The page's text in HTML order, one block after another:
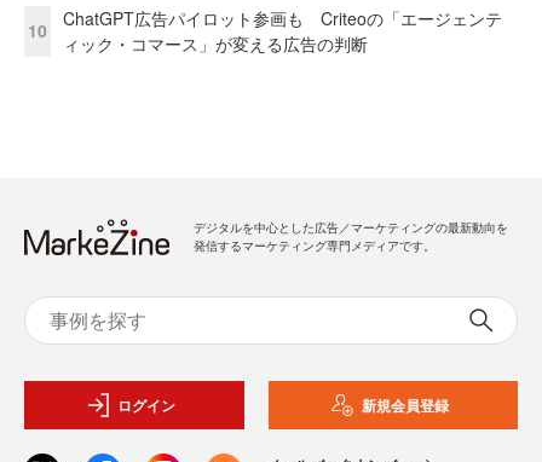
10
ChatGPT広告パイロット参画も Criteoの「エージェンテ
ィック・コマース」が変える広告の判断
デジタルを中心とした広告／マーケティングの最新動向を
発信するマーケティング専門メディアです。
ログイン 新規会員登録